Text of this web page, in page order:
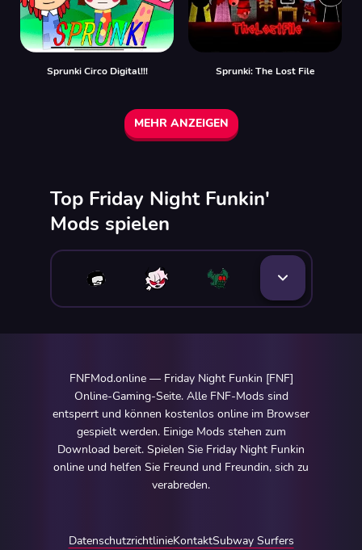
Sprunki Circo Digital!!! Sprunki: The Lost File
MEHR ANZEIGEN
Top Friday Night Funkin'
Mods spielen
FNFMod.online — Friday Night Funkin [FNF]
Online-Gaming-Seite. Alle FNF-Mods sind
entsperrt und können kostenlos online im Browser
gespielt werden. Einige Mods stehen zum
Download bereit. Spielen Sie Friday Night Funkin
online und helfen Sie Freund und Freundin, sich zu
verabreden.
DatenschutzrichtlinieKontaktSubway Surfers